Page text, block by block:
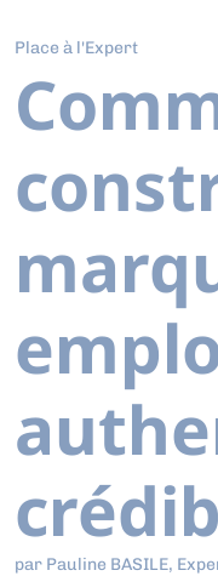
Place à l'Expert
par Pauline BASILE,